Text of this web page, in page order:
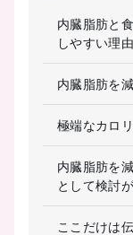
内臓脂肪と
しやすい理由
内臓脂肪を
極端なカロ
内臓脂肪を
として検討
ここだけは